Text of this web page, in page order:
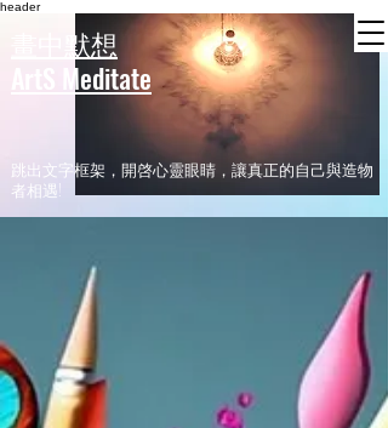
header
畫中默想
ArtS Meditate
​跳出文字框架，開啓心靈眼睛，讓真正的自己與造物
者相遇!